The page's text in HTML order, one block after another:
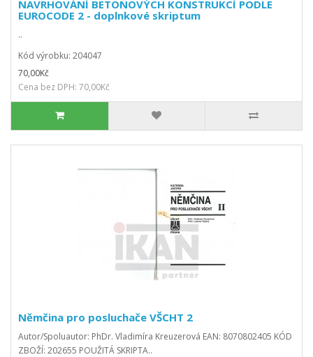
NAVRHOVÁNÍ BETONOVÝCH KONSTRUKCÍ PODLE
EUROCODE 2 - doplnkové skriptum
..
Kód výrobku: 204047
70,00Kč
Cena bez DPH: 70,00Kč
Němčina pro posluchače VŠCHT 2
Autor/Spoluautor: PhDr. Vladimíra Kreuzerová EAN: 8070802405 KÓD
ZBOŽÍ: 202655 POUŽITÁ SKRIPTA..